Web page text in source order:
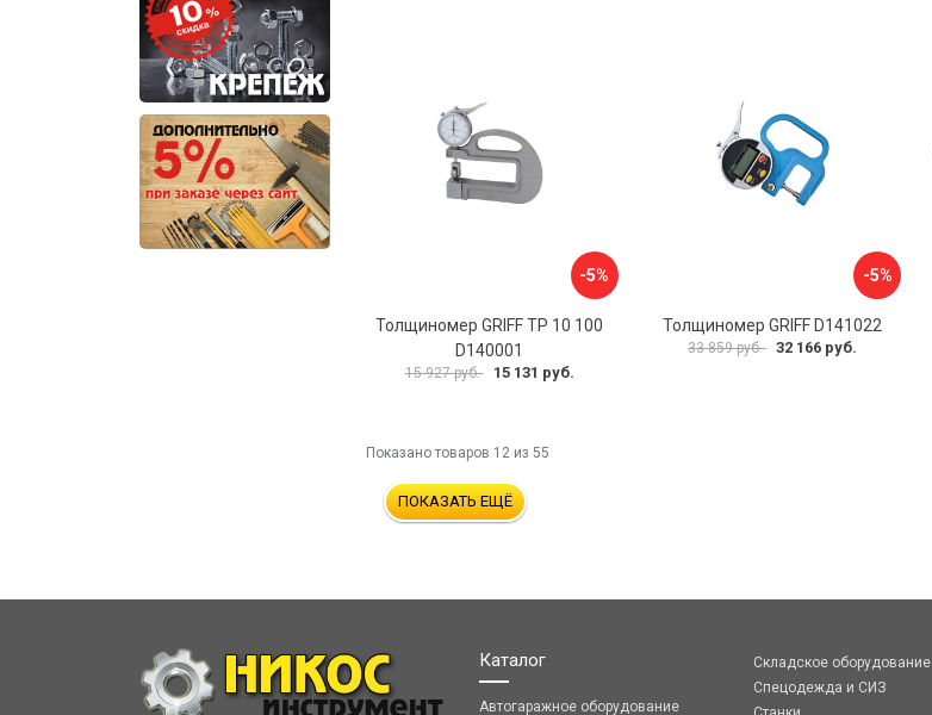
-5%
Толщиномер GRIFF ТР 10 100
D140001
15 927 руб. 15 131 руб.
-5%
Толщиномер GRIFF D141022
33 859 руб. 32 166 руб.
Показано товаров 12 из 55
ПОКАЗАТЬ ЕЩЁ
Каталог
Автогаражное оборудование
Складское оборудование
Спецодежда и СИЗ